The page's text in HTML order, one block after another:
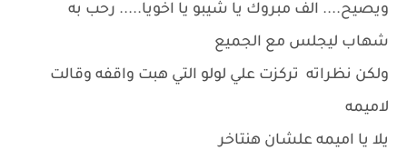
ويصيح.... الف مبروك يا شيبو يا اخويا..... رحب به
شهاب ليجلس مع الجميع
ولكن نظراته تركزت علي لولو التي هبت واقفه وقالت
لاميمه
يلا يا اميمه علشان هنتاخر